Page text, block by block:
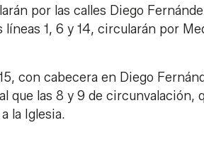
por las calles Diego
líneas 1, 6 y 14, circularán por
con cabecera en Diego
que las 8 y 9 de circunvalación,
la Iglesia.